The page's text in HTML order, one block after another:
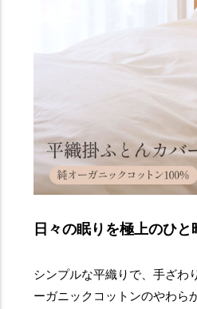
日々の眠りを極上のひと
シンプルな平織りで、手ざわ
ーガニックコットンのやわら